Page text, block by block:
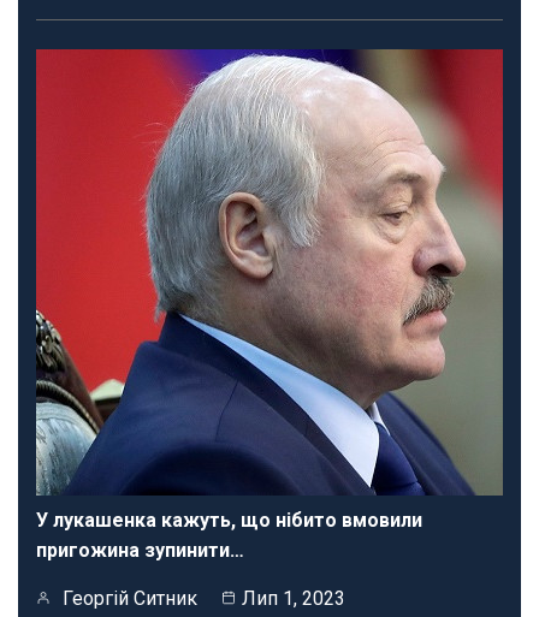
У лукашенка кажуть, що нібито вмовили
пригожина зупинити…
Георгій Ситник Лип 1, 2023